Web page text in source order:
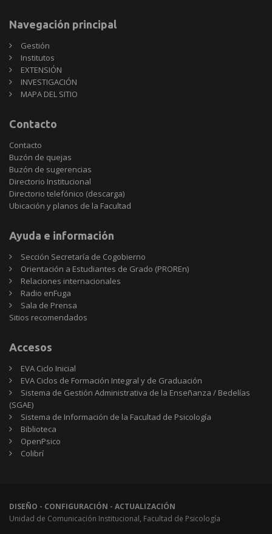
Navegación principal
Gestión
Institutos
EXTENSIÓN
INVESTIGACIÓN
MAPA DEL SITIO
Contacto
Contacto
Buzón de quejas
Buzón de sugerencias
Directorio Institucional
Directorio telefónico (descarga)
Ubicación y planos de la Facultad
Ayuda e información
Sección Secretaría de Cogobierno
Orientación a Estudiantes de Grado (PROREn)
Relaciones internacionales
Radio enFuga
Sala de Prensa
Sitios
Sitios recomendados
Accesos
EVA Ciclo Inicial
EVA Ciclos de Formación Integral y de Graduación
Sistema de Gestión Administrativa de la Enseñanza / Bedelías
(SGAE)
Sistema de Información de la Facultad de Psicología
Biblioteca
OpenPsico
Colibrí
DISEÑO - CONFIGURACIÓN - ACTUALIZACIÓN
Unidad de Comunicación Institucional, Facultad de Psicología